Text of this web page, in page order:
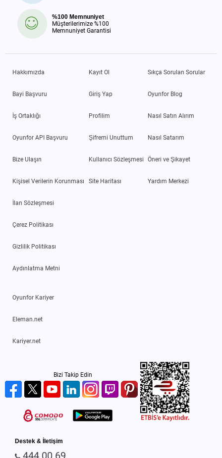
%100 Memnuniyet
Müşterilerimize %100
Memnuniyet Garantisi
Hakkımızda
Bayi Başvuru
İş Ortaklığı
Oyunfor API Başvuru
Bize Ulaşın
Kişisel Verilerin Korunması
İlan Sözleşmesi
Çerez Politikası
Gizlilik Politikası
Aydınlatma Metni
Kayıt Ol
Giriş Yap
Profilim
Şifremi Unuttum
Kullanıcı Sözleşmesi
Site Haritası
Sıkça Sorulan Sorular
Oyunfor Blog
Nasıl Satın Alırım
Nasıl Satarım
Öneri ve Şikayet
Yardım Merkezi
Oyunfor Kariyer
Eleman.net
Kariyer.net
Bizi Takip Edin
Destek & İletişim
444 00 69